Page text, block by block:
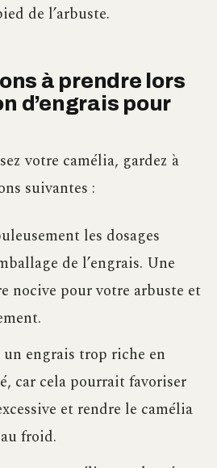
de l’arbuste.
à prendre lors
d’engrais pour
votre camélia, gardez à
suivantes :
les dosages
de l’engrais. Une
nocive pour votre arbuste et
engrais trop riche en
car cela pourrait favoriser
et rendre le camélia
froid.